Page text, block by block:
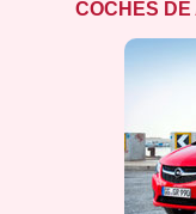
COCHES